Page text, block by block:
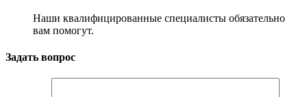
Наши квалифицированные специалисты обязательно
вам помогут.
Задать вопрос